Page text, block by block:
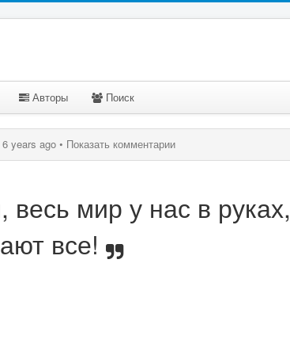
Авторы Поиск
6 years ago • Показать комментарии
мир у нас в руках,
все!